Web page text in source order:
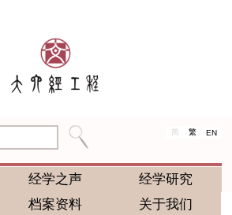
简 繁 EN
经学之声
经学研究
档案资料 关于我们